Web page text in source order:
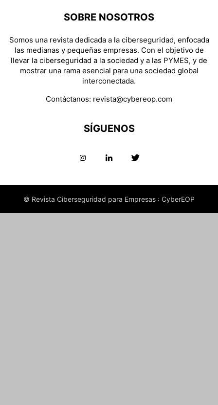
SOBRE NOSOTROS
Somos una revista dedicada a la ciberseguridad, enfocada
las medianas y pequeñas empresas. Con el objetivo de
llevar la ciberseguridad a la sociedad y a las PYMES, y de
mostrar una rama esencial para una sociedad global
interconectada.
Contáctanos: revista@cybereop.com
SÍGUENOS
© Revista Ciberseguridad para Empresas : CyberEOP